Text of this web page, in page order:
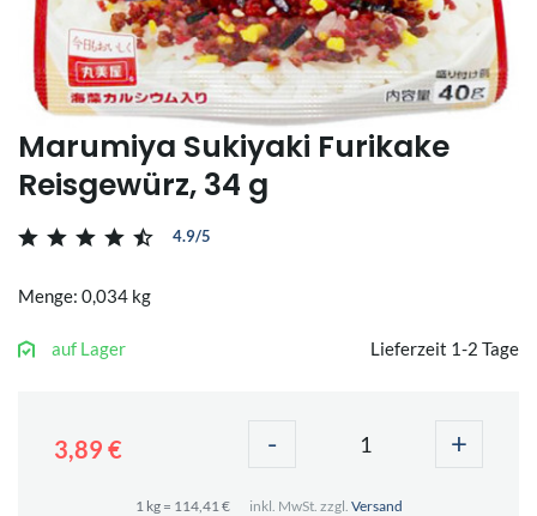
Marumiya Sukiyaki Furikake
Reisgewürz, 34 g
4.9/5
Menge: 0,034 kg
auf Lager Lieferzeit 1-2 Tage
3,89 € - +
1 kg = 114,41 € inkl. MwSt. zzgl. Versand